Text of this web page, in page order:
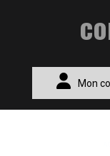
Mon